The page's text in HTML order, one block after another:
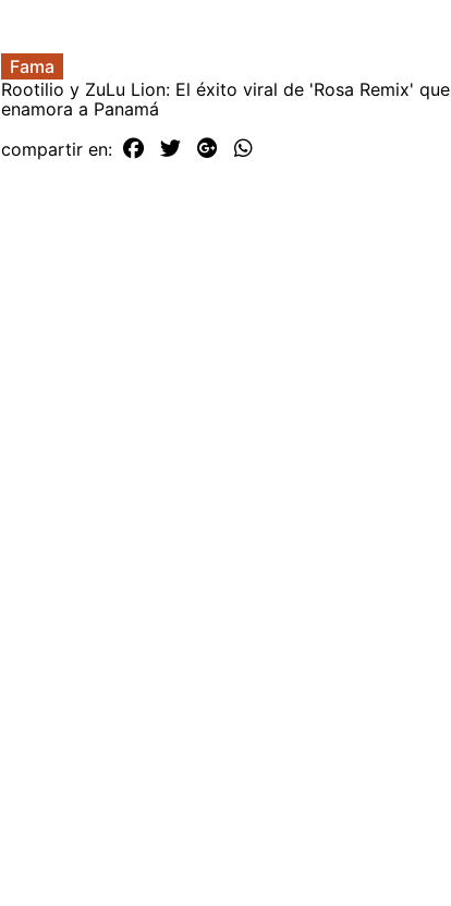
Fama
Rootilio y ZuLu Lion: El éxito viral de 'Rosa Remix' que
enamora a Panamá
compartir en: